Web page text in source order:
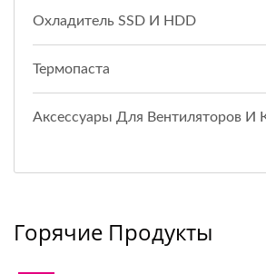
Охладитель SSD И HDD
Термопаста
Аксессуары Для Вентиляторов И
Горячие Продукты